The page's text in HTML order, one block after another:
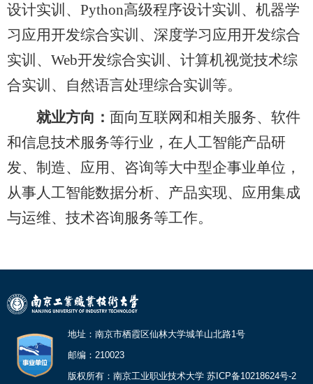
设计实训、Python高级程序设计实训、机器学
习应用开发综合实训、深度学习应用开发综合
实训、Web开发综合实训、计算机视觉技术综
合实训、自然语言处理综合实训等。
就业方向： 面向互联网和相关服务、软件
和信息技术服务等行业，在人工智能产品研
发、制造、应用、咨询等大中型企事业单位，
从事人工智能数据分析、产品实现、应用集成
与运维、技术咨询服务等工作。
地址：南京市栖霞区仙林大学城羊山北路1号
邮编：210023
版权所有：南京工业职业技术大学 苏ICP备10218624号-2